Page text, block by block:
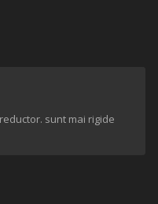
sunt mai rigide